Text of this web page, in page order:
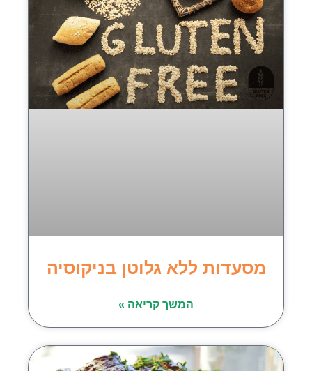
מסעדות ללא גלוטן בניקוסיה
המשך קריאה »